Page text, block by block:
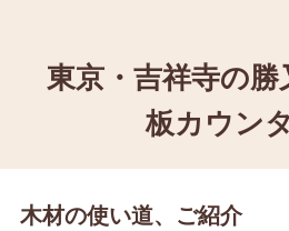
東京・吉祥寺の勝
板カウンタ
木材の使い道、ご紹介